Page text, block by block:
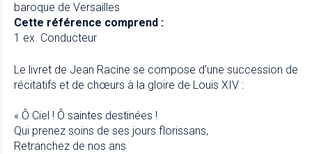
baroque de Versailles
Cette référence comprend :
1 ex. Conducteur
Le livret de Jean Racine se compose d’une succession de
récitatifs et de chœurs à la gloire de Louis XIV :
« Ô Ciel ! Ô saintes destinées !
Qui prenez soins de ses jours florissans,
Retranchez de nos ans